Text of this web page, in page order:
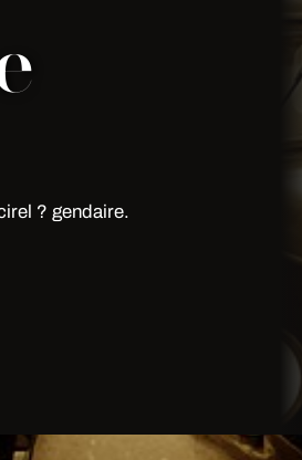
? gendaire.